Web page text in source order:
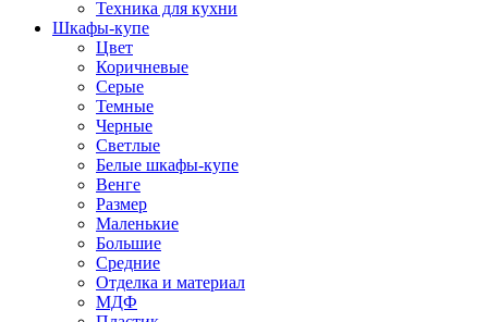
Техника для кухни
Шкафы-купе
Цвет
Коричневые
Серые
Темные
Черные
Светлые
Белые шкафы-купе
Венге
Размер
Маленькие
Большие
Средние
Отделка и материал
МДФ